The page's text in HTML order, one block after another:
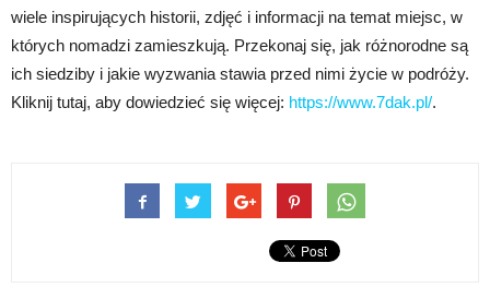
wiele inspirujących historii, zdjęć i informacji na temat miejsc, w
których nomadzi zamieszkują. Przekonaj się, jak różnorodne są
ich siedziby i jakie wyzwania stawia przed nimi życie w podróży.
Kliknij tutaj, aby dowiedzieć się więcej: https://www.7dak.pl/.